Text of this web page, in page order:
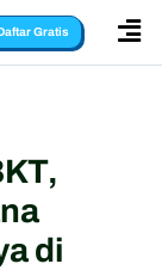
Gratis 
di